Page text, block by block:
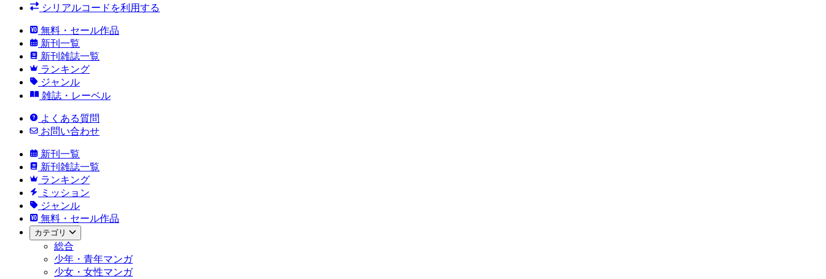
シリアルコードを利用する
無料・セール作品
新刊一覧
新刊雑誌一覧
ランキング
ジャンル
雑誌・レーベル
よくある質問
お問い合わせ
新刊一覧
新刊雑誌一覧
ランキング
ミッション
ジャンル
無料・セール作品
カテゴリ
総合
少年・青年マンガ
少女・女性マンガ